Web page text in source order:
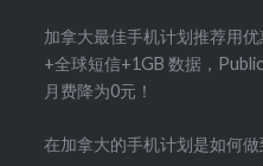
加拿大最佳手机计划推荐用
+全球短信+1GB 数据，
月费降为0元！
在加拿大的手机计划是如何